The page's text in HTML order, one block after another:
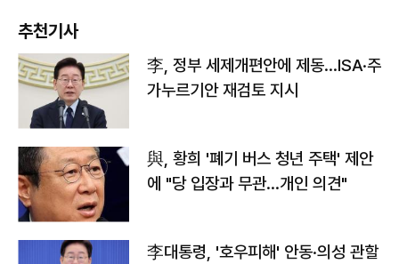
추천기사
李, 정부 세제개편안에 제동…ISA·주
가누르기안 재검토 지시
與, 황희 '폐기 버스 청년 주택' 제안
에 "당 입장과 무관…개인 의견"
李대통령, '호우피해' 안동·의성 관할